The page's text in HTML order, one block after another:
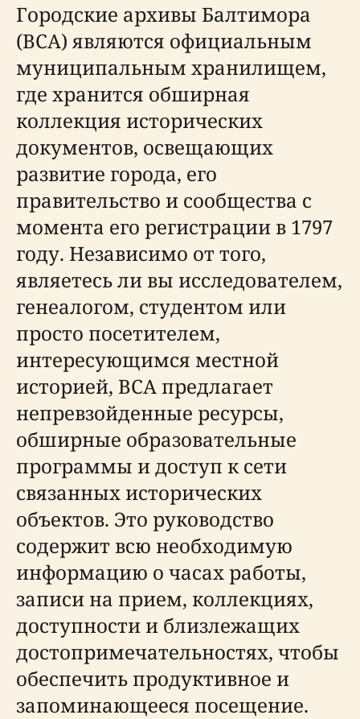
Городские архивы Балтимора
(BCA) являются официальным
муниципальным хранилищем,
где хранится обширная
коллекция исторических
документов, освещающих
развитие города, его
правительство и сообщества с
момента его регистрации в 1797
году. Независимо от того,
являетесь ли вы исследователем,
генеалогом, студентом или
просто посетителем,
интересующимся местной
историей, BCA предлагает
непревзойденные ресурсы,
обширные образовательные
программы и доступ к сети
связанных исторических
объектов. Это руководство
содержит всю необходимую
информацию о часах работы,
записи на прием, коллекциях,
доступности и близлежащих
достопримечательностях, чтобы
обеспечить продуктивное и
запоминающееся посещение.